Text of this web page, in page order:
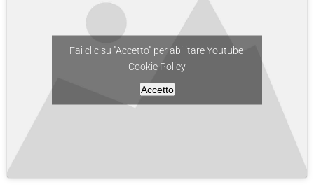
Fai clic su "Accetto" per abilitare Youtube
Cookie Policy
Accetto